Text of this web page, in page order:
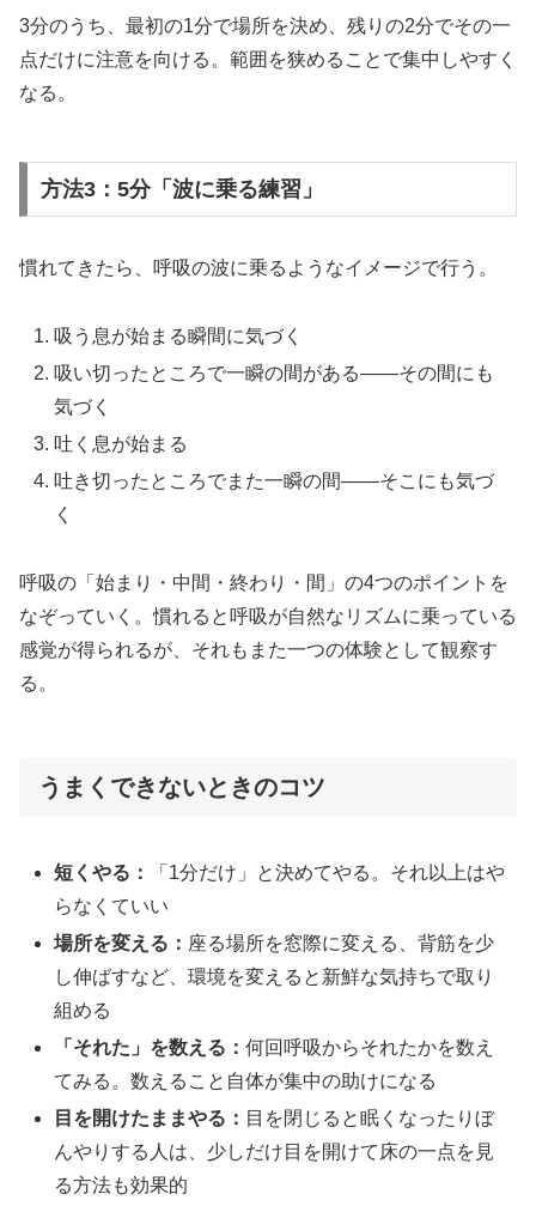
3分のうち、最初の1分で場所を決め、残りの2分でその一
点だけに注意を向ける。範囲を狭めることで集中しやすく
なる。
方法3：5分「波に乗る練習」
慣れてきたら、呼吸の波に乗るようなイメージで行う。
吸う息が始まる瞬間に気づく
吸い切ったところで一瞬の間がある——その間にも
気づく
吐く息が始まる
吐き切ったところでまた一瞬の間——そこにも気づ
く
呼吸の「始まり・中間・終わり・間」の4つのポイントを
なぞっていく。慣れると呼吸が自然なリズムに乗っている
感覚が得られるが、それもまた一つの体験として観察す
る。
うまくできないときのコツ
短くやる：
「1分だけ」と決めてやる。それ以上はや
らなくていい
場所を変える： 座る場所を窓際に変える、背筋を少
し伸ばすなど、環境を変えると新鮮な気持ちで取り
組める
「それた」を数える：何回呼吸からそれたかを数え
てみる。数えること自体が集中の助けになる
目を開けたままやる： 目を閉じると眠くなったりぼ
んやりする人は、少しだけ目を開けて床の一点を見
る方法も効果的